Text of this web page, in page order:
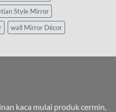
Style Mirror
wall Mirror Décor
kaca mulai produk cermin,